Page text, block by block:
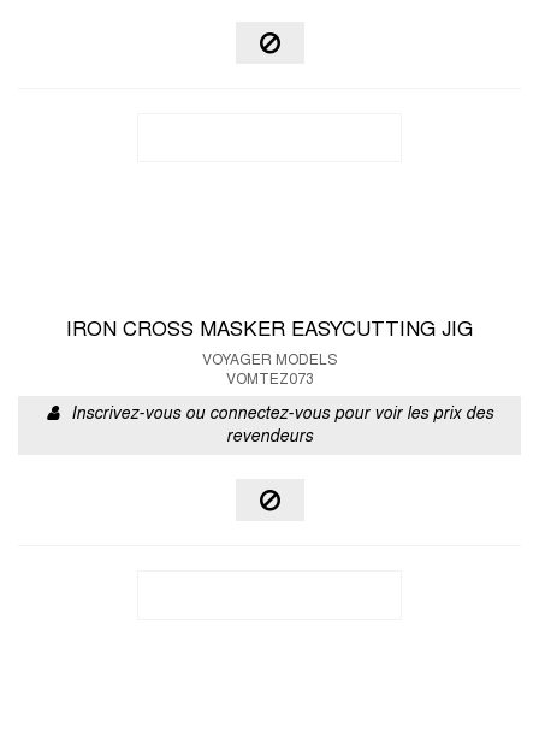
IRON CROSS MASKER EASYCUTTING JIG
VOYAGER MODELS
VOMTEZ073
Inscrivez-vous ou connectez-vous pour voir les prix des
revendeurs